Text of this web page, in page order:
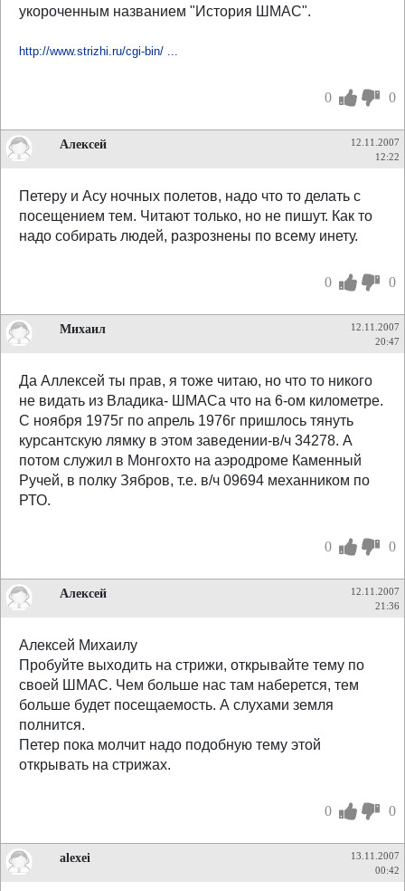
укороченным названием "История ШМАС".
http://www.strizhi.ru/cgi-bin/ ...
0 0
Алексей
12.11.2007
12:22
Петеру и Асу ночных полетов, надо что то делать с
посещением тем. Читают только, но не пишут. Как то
надо собирать людей, разрознены по всему инету.
0 0
Михаил
12.11.2007
20:47
Да Аллексей ты прав, я тоже читаю, но что то никого
не видать из Владика- ШМАСа что на 6-ом километре.
С ноября 1975г по апрель 1976г пришлось тянуть
курсантскую лямку в этом заведении-в/ч 34278. А
потом служил в Монгохто на аэродроме Каменный
Ручей, в полку Зябров, т.е. в/ч 09694 механником по
РТО.
0 0
Алексей
12.11.2007
21:36
Алексей Михаилу
Пробуйте выходить на стрижи, открывайте тему по
своей ШМАС. Чем больше нас там наберется, тем
больше будет посещаемость. А слухами земля
полнится.
Петер пока молчит надо подобную тему этой
открывать на стрижах.
0 0
alexei
13.11.2007
00:42